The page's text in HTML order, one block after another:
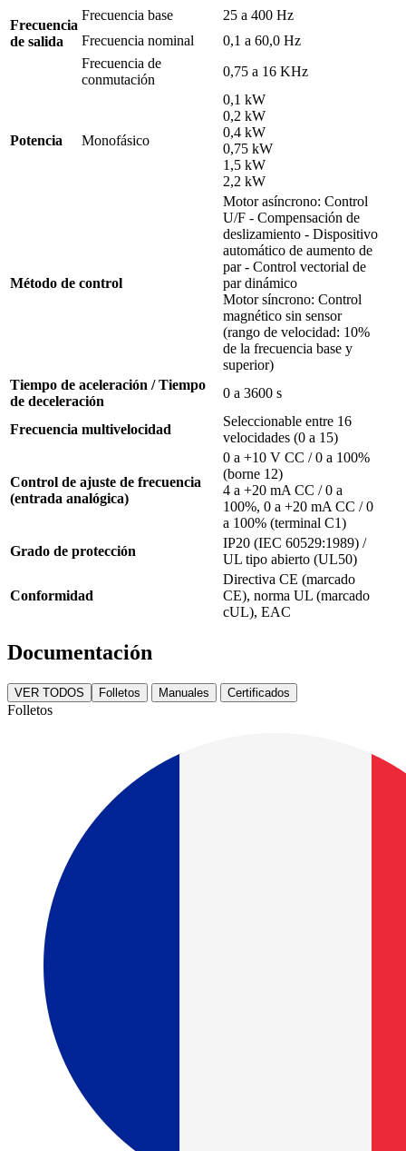
Frecuencia
de salida
Frecuencia base
25 a 400 Hz
Frecuencia nominal
0,1 a 60,0 Hz
Frecuencia de
conmutación
0,75 a 16 KHz
Potencia Monofásico
0,1 kW
0,2 kW
0,4 kW
0,75 kW
1,5 kW
2,2 kW
Método de control
Motor asíncrono: Control
U/F - Compensación de
deslizamiento - Dispositivo
automático de aumento de
par - Control vectorial de
par dinámico
Motor síncrono: Control
magnético sin sensor
(rango de velocidad: 10%
de la frecuencia base y
superior)
Tiempo de aceleración / Tiempo
de deceleración
0 a 3600 s
Frecuencia multivelocidad
Seleccionable entre 16
velocidades (0 a 15)
Control de ajuste de frecuencia
(entrada analógica)
0 a +10 V CC / 0 a 100%
(borne 12)
4 a +20 mA CC / 0 a
100%, 0 a +20 mA CC / 0
a 100% (terminal C1)
Grado de protección
IP20 (IEC 60529:1989) /
UL tipo abierto (UL50)
Conformidad
Directiva CE (marcado
CE), norma UL (marcado
cUL), EAC
Documentación
VER TODOS Folletos Manuales Certificados
Folletos